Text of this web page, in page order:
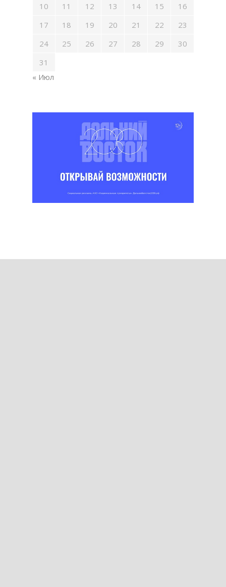
10
11 12 13 14 15
16
17
18 19 20 21 22
23
24
25 26 27 28 29
30
31
« Июл